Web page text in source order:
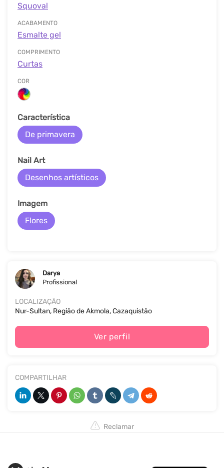
Squoval
ACABAMENTO
Esmalte gel
COMPRIMENTO
Curtas
COR
Característica
De primavera
Nail Art
Desenhos artísticos
Imagem
Flores
Darya
Profissional
LOCALIZAÇÃO
Nur-Sultan, Região de Akmola, Cazaquistão
Ver perfil
COMPARTILHAR
Reclamar